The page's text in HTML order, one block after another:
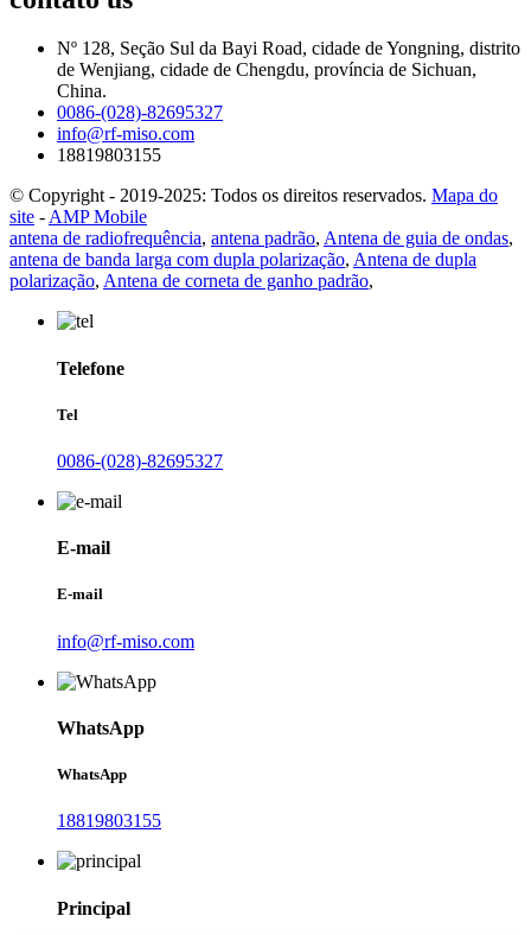
Nº 128, Seção Sul da Bayi Road, cidade de Yongning, distrito
de Wenjiang, cidade de Chengdu, província de Sichuan,
China.
0086-(028)-82695327
info@rf-miso.com
18819803155
© Copyright - 2019-2025: Todos os direitos reservados. Mapa do
site -AMP Mobile
antena de radiofrequência, antena padrão, Antena de guia de ondas,
antena de banda larga com dupla polarização, Antena de dupla
polarização, Antena de corneta de ganho padrão,
Telefone
Tel
0086-(028)-82695327
E-mail
E-mail
info@rf-miso.com
WhatsApp
WhatsApp
18819803155
Principal